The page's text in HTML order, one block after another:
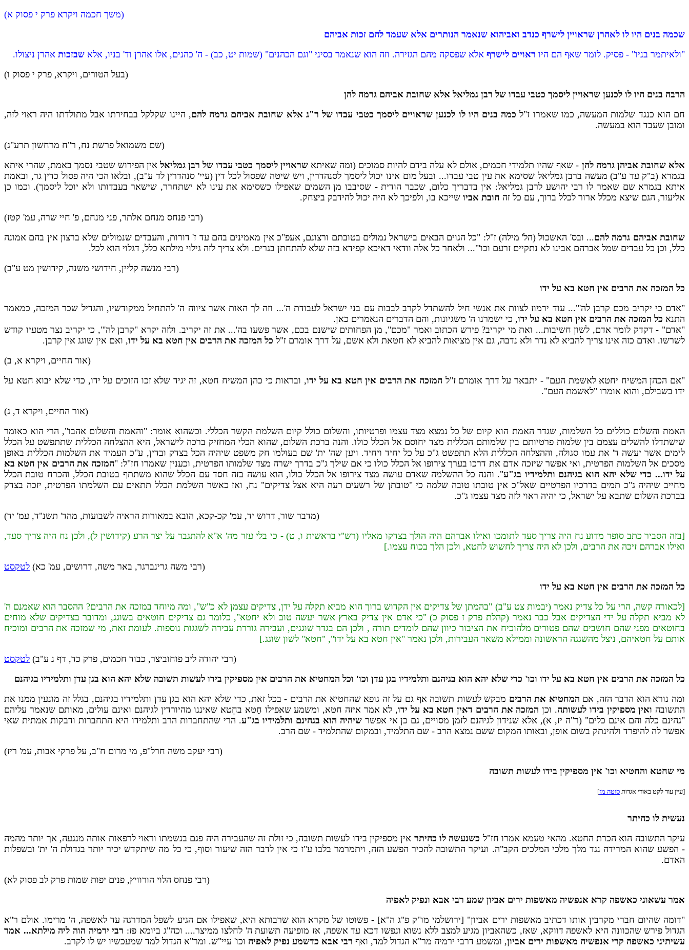
(משך חכמה ויקרא פרק י פסוק א)
שכמה בנים היו לו לאהרן שראויין לישרף כנדב ואביהוא שנאמר הנותרים אלא שעמד להם זכות אביהם
"ולאיתמר בניו" - פסיק. לומר שאף הם היו ראויים לישרף אלא שפסקה מהם הגזירה. וזה הוא שנאמר בסיני "וגם הכהנים" (שמות יט, כב) - ה' כהנים, אלו אהרן וד' בניו, אלא שבזכות אהרן ניצולו.
(בעל הטורים, ויקרא, פרק י פסוק ו)
הרבה בנים היו לו לכנען שראויין ליסמך כטבי עבדו של רבן גמליאל אלא שחובת אביהם גרמה להן
חם הוא כנגד שלמות המעשה, כמו שאמרו ז"ל כמה בנים היו לו לכנען שראויים ליסמך כטבי עבדו של ר"ג אלא שחובת אביהם גרמה להם, היינו שקלקל בבחירתו אבל מתולדתו היה ראוי לזה,
ומובן שעבד הוא במעשה.
(שם משמואל פרשת נח, ר"ח מרחשון תרע"ג)
אלא שחובת אביהן גרמה להן - שאף שהיו תלמידי חכמים, אולם לא עלה בידם להיות סמוכים (ומה שאיתאשראויין ליסמך כטבי עבדו של רבן גמליאל אין הפירוש שטבי נסמך באמת, שהרי איתא
בגמרא (ב"ק עד ע"ב) מעשה ברבן גמליאל שסימא את עין טבי עבדו... ובעל מום אינו יכול ליסמך לסנהדרין, ויש שיטה שפסול לכל דין (עיי' סנהדרין לד ע"ב), ובלאו הכי היה פסול כדין גר, ובאמת
איתא בגמרא שם שאמר לו רבי יהושע לרבן גמליאל: אין בדבריך כלום, שכבר הודית - שסיבבו מן השמים שאפילו כשסימא את עינו לא ישתחרר, שישאר בעבדותו ולא יוכל ליסמך). וכמו כן
אליעזר, הגם שיצא מכלל ארור לכלל ברוך, עם כל זה חובת אביו שייכא בו, ולפיכך לא היה יכול להידבק ביצחק.
(רבי פנחס מנחם אלתר, פני מנחם, פ' חיי שרה, עמ' קטז)
שחובת אביהם גרמה להם... ובס' האשכול (הל' מילה) ז"ל: "כל הגוים הבאים בישראל נמולים בטובתם ורצונם, אעפ"כ אין מאמינים בהם עד ז' דורות, והעבדים שנמולים שלא ברצון אין בהם אמונה
כלל, וכן כל עבדים שמל אברהם אבינו לא נתקיים זרעם וכו'"... ולאחר כל אלה וודאי דאיכא קפידא בזה שלא להתחתן בגרים. ולא צריך לזה גילוי מילתא כלל, דגלוי הוא לכל.
(רבי מנשה קליין, חידושי משנה, קידושין מט ע"ב)
כל המזכה את הרבים אין חטא בא על ידו
"אדם כי יקריב מכם קרבן לה'"... עוד ירמוז לצוות את אנשי חיל להשתדל לקרב לבבות עם בני ישראל לעבודת ה'... וזה לך האות אשר ציווה ה' להתחיל ממקודשיו, והגדיל שכר המזכה, כמאמר
התנא כל המזכה את הרבים אין חטא בא על ידו, כי ישמרנו ה' משגיונות, והם הדברים הנאמרים כאן.
"אדם" - דקדק לומר אדם, לשון חשיבות... ואת מי יקריב? פירש הכתוב ואמר "מכם", מן הפחותים שישנם בכם, אשר פשעו בה'... את זה יקריב. ולזה יקרא "קרבן לה'", כי יקריב נצר מטעיו קודש
לשרשו. ואדם כזה אינו צריך להביא לא נדר ולא נדבה, גם אין מציאות להביא לא חטאת ולא אשם, על דרך אומרם ז"ל כל המזכה את הרבים אין חטא בא על ידו, ואם אין שוגג אין קרבן.
(אור החיים, ויקרא א, ב)
"אם הכהן המשיח יחטא לאשמת העם" - יתבאר על דרך אומרם ז"ל המזכה את הרבים אין חטא בא על ידו, ובראות כי כהן המשיח חטא, זה יגיד שלא זכו הזוכים על ידו, כדי שלא יבוא חטא על
ידו בשבילם, והוא אומרו "לאשמת העם".
(אור החיים, ויקרא ד, ג)
האמת והשלום כוללים כל השלמות, שגדר האמת הוא קיום של כל נמצא מצד עצמו ופרטיותו, והשלום כולל קיום השלמת הקשר הכללי. וכשהוא אומר: "והאמת והשלום אהבו", הרי הוא כאומר
שישתדלו להשלים עצמם בין שלמות פרטיותם בין שלמותם הכללית מצד יחוסם אל הכלל כולו. והנה ברכת השלום, שהוא הכלי המחזיק ברכה לישראל, היא ההצלחה הכללית שתתפשט על הכלל
לימים אשר יעשה ד' את עמו סגולה, וההצלחה הכללית הלא תתפשט ג"כ על כל יחיד ויחיד. ויען שה' ית' שם בעולמו חק משפט שיהיה הכל בצדק ובדין, ע"כ העמיד את השלמות הכללית באופן
מסכים אל השלמות הפרטית, ואי אפשר שיזכה אדם את דרכו בערך צירופו אל הכלל כולו כי אם שילך ג"כ בדרך ישרה מצד שלמותו הפרטית, וכענין שאמרו חז"ל: "המזכה את הרבים אין חטא בא
על ידו... כדי שלא יהא הוא בגיהנם ותלמידיו בג"ע". והנה כל ההשלמה שאדם עושה מצד צירופו אל הכלל כולו, הוא עושה בזה חסד עם הכלל שהוא משתתף בטובת הכלל, והכרח טובת הכלל
מחייב שיהיה ג"כ תמים בדרכיו הפרטיים שאל"כ אין טובתו טובה שלמה כי "טובתן של רשעים רעה היא אצל צדיקים" נח, ואז כאשר השלמת הכלל תתאים עם השלמתו הפרטית, יזכה בצדק
בברכת השלום שתבא על ישראל, כי יהיה ראוי לזה מצד עצמו ג"כ.
(מדבר שור, דרוש יד, עמ' קכ-קכא, הובא במאורות הראיה לשבועות, מהד' תשנ"ד, עמ' יד)
[בזה הסביר כתב סופר מדוע נח היה צריך סעד לתומכו ואילו אברהם היה הולך בצדקו מאליו (רש"י בראשית ו, ט) - כי בלי עזר מה' א"א להתגבר על יצר הרע (קידושין ל), ולכן נח היה צריך סעד,
ואילו אברהם זיכה את הרבים, ולכן לא היה צריך לחשוש לחטא, ולכן הלך בכוח עצמו.]
(רבי משה גרינברגר, באר משה, דרושים, עמ' כא) לטקסט
כל המזכה את הרבים אין חטא בא על ידו
[לכאורה קשה, הרי על כל צדיק נאמר (יבמות צט ע"ב) "בהמתן של צדיקים אין הקדוש ברוך הוא מביא תקלה על ידן, צדיקים עצמן לא כ"ש", ומה מיוחד במזכה את הרבים? ההסבר הוא שאמנם ה'
לא מביא תקלה על ידי הצדיקים אבל כבר נאמר (קהלת פרק ז פסוק כ) "כי אדם אין צדיק בארץ אשר יעשה טוב ולא יחטא", כלומר גם צדיקים חוטאים בשוגג, ומדובר בצדיקים שלא מוחים
בחוטאים מפני שהם חושבים שהם פטורים מלהוכיח את הציבור כיוון שהם לומדים תורה , ולכן הם בגדר שוגגים, ועבירה גוררת עבירה לשגגות נוספות. לעומת זאת, מי שמזכה את הרבים ומוכיח
אותם על חטאיהם, ניצל מהשגגה הראשונה וממילא משאר העבירות, ולכן נאמר "אין חטא בא על ידו", "חטא" לשון שוגג.]
(רבי יהודה ליב פוחוביצר, כבוד חכמים, פרק כד, דף נ ע"ב) לטקסט
כל המזכה את הרבים אין חטא בא על ידו וכו' כדי שלא יהא הוא בגיהנם ותלמידיו בגן עדן וכו' וכל המחטיא את הרבים אין מספיקין בידו לעשות תשובה שלא יהא הוא בגן עדן ותלמידיו בגיהנם
ומה נורא הוא הדבר הזה, אם המחטיא את הרבים מבקש לעשות תשובה אף גם על זה גופא שהחטיא את הרבים - בכל זאת, כדי שלא יהא הוא בגן עדן ותלמידיו בגיהנם, בגלל זה מונעין ממנו את
התשובה ואין מספיקין בידו לעשותה. וכן המזכה את הרבים דאין חטא בא על ידו, לא אמר איזה חטא, ומשמע שאפילו חָטא בחֵטא שאיננו מהיורדין לגיהנם ואינם עולים, מאותם שנאמר עליהם
"גהינם כלה והם אינם כלים" (ר"ה יז, א), אלא שנידון לגיהנם לזמן מסויים, גם כן אי אפשרשיהיה הוא בגהינם ותלמידיו בג"ע. הרי שהתחברות הרב ותלמידו היא התחברות ודבקות אמתית שאי
אפשר לה להיפרד ולהינתק בשום אופן, ובאותו המקום ששם נמצא הרב - שם התלמיד, ובמקום שהתלמיד - שם הרב.
(רבי יעקב משה חרל"פ, מי מרום ח"ב, על פרקי אבות, עמ' ריז)
מי שחטא והחטיא וכו' אין מספיקין בידו לעשות תשובה
[עיין עוד לקט באורי אגדות סוטה מז]
נעשית לו כהיתר
עיקר התשובה הוא הכרת החטא. מהאי טעמא אמרו חז"ל כשנעשה לו כהיתר אין מספיקין בידו לעשות תשובה, כי זולת זה שהעבירה היה פגם בנשמתו וראוי לרפאות אותה מנגעה, אך יותר מהמה
- הפשע שהוא המרידה נגד מלך מלכי המלכים הקב"ה. ועיקר התשובה להכיר הפשע הזה, ויתמרמר בלבו ע"ז כי אין לדבר הזה שיעור וסוף, כי כל מה שיתקדש יכיר יותר בגדולת ה' ית' ובשפלות
האדם.
(רבי פנחס הלוי הורוויץ, פנים יפות שמות פרק לב פסוק לא)
אמר עשאוני כאשפה קרא אנפשיה מאשפות ירים אביון שמע רבי אבא ונפיק לאפיה
"דומה שהיום חברי מקרבין אותו דכתיב מאשפות ירים אביון" [ירושלמי מו"ק פ"ג ה"א] - פשוטו של מקרא הוא שרבותא היא, שאפילו אם הגיע לשפל המדרגה עד לאשפה, ה' מרימו. אולם ר"א
הגדול פירש שהכוונה היא לאשפה דווקא, שאז, כשהאביון מגיע למצב ללא נשוא ונפשו דכא עד אשפה, אז מופיעה תשועת ה' לחלצו ממיצר.... וכה"ג ביומא פז: רבי ירמיה הוה ליה מילתא... אמר
עשיתיני כאשפה קרי אנפשיה מאשפות ירים אביון, ומשמע דרבי ירמיה מר"א הגדול למד, ואף רבי אבא כדשמע נפיק לאפיה וכו' עיי"ש. ומר"א הגדול למד שמעכשיו יש לו לקרב.